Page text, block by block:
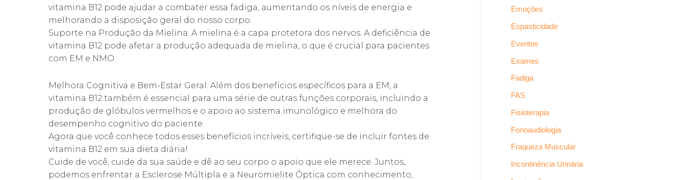
vitamina B12 pode ajudar a combater essa fadiga, aumentando os níveis de energia e
melhorando a disposição geral do nosso corpo.
Suporte na Produção da Mielina: A mielina é a capa protetora dos nervos. A deficiência de
vitamina B12 pode afetar a produção adequada de mielina, o que é crucial para pacientes
com EM e NMO.
Melhora Cognitiva e Bem-Estar Geral: Além dos benefícios específicos para a EM, a
vitamina B12 também é essencial para uma série de outras funções corporais, incluindo a
produção de glóbulos vermelhos e o apoio ao sistema imunológico e melhora do
desempenho cognitivo do paciente.
Agora que você conhece todos esses benefícios incríveis, certifique-se de incluir fontes de
vitamina B12 em sua dieta diária!
Cuide de você, cuide da sua saúde e dê ao seu corpo o apoio que ele merece. Juntos,
podemos enfrentar a Esclerose Múltipla e a Neuromielite Óptica com conhecimento,
Emoções
Espasticidade
Eventos
Exames
Fadiga
FAS
Fisioterapia
Fonoaudiologia
Fraqueza Muscular
Incontinência Urinária